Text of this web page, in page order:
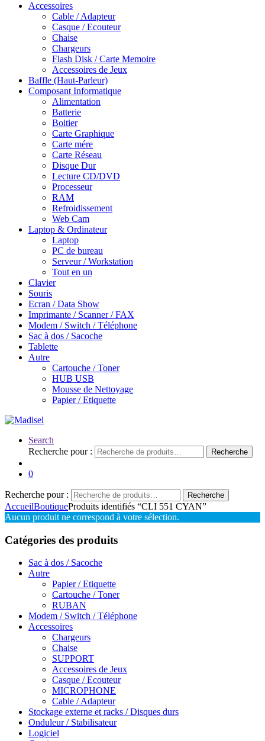
Accessoires
Cable / Adapteur
Casque / Ecouteur
Chaise
Chargeurs
Flash Disk / Carte Memoire
Accessoires de Jeux
Baffle (Haut-Parleur)
Composant Informatique
Alimentation
Batterie
Boitier
Carte Graphique
Carte mére
Carte Réseau
Disque Dur
Lecture CD/DVD
Processeur
RAM
Refroidissement
Web Cam
Laptop & Ordinateur
Laptop
PC de bureau
Serveur / Workstation
Tout en un
Clavier
Souris
Ecran / Data Show
Imprimante / Scanner / FAX
Modem / Switch / Téléphone
Sac à dos / Sacoche
Tablette
Autre
Cartouche / Toner
HUB USB
Mousse de Nettoyage
Papier / Etiquette
Search
Recherche pour :
Recherche
0
Recherche pour : Recherche
AccueilBoutiqueProduits identifiés “CLI 551 CYAN”
Aucun produit ne correspond à votre sélection.
Catégories des produits
Sac à dos / Sacoche
Autre
Papier / Etiquette
Cartouche / Toner
RUBAN
Modem / Switch / Téléphone
Accessoires
Chargeurs
Chaise
SUPPORT
Accessoires de Jeux
Casque / Ecouteur
MICROPHONE
Cable / Adapteur
Stockage externe et racks / Disques durs
Onduleur / Stabilisateur
Logiciel